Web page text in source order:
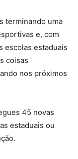
terminando uma
e, com
escolas estaduais
coisas
nos próximos
45 novas
estaduais ou